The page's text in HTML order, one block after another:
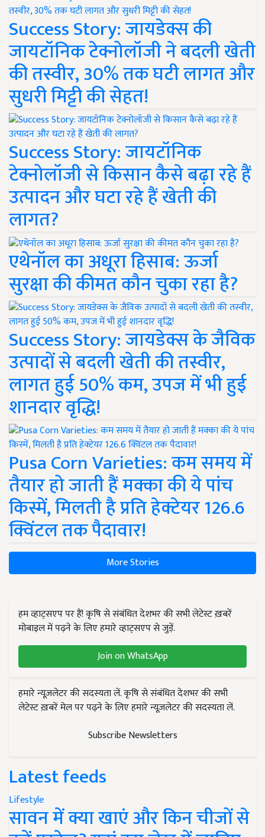
Success Story: जायडेक्स की
जायटॉनिक टेक्नोलॉजी ने बदली खेती
की तस्वीर, 30% तक घटी लागत और
सुधरी मिट्टी की सेहत!
Success Story: जायटॉनिक
टेक्नोलॉजी से किसान कैसे बढ़ा रहे हैं
उत्पादन और घटा रहे हैं खेती की
लागत?
एथेनॉल का अधूरा हिसाब: ऊर्जा
सुरक्षा की कीमत कौन चुका रहा है?
Success Story: जायडेक्स के जैविक
उत्पादों से बदली खेती की तस्वीर,
लागत हुई 50% कम, उपज में भी हुई
शानदार वृद्धि!
Pusa Corn Varieties: कम समय में
तैयार हो जाती हैं मक्का की ये पांच
किस्में, मिलती है प्रति हेक्टेयर 126.6
क्विंटल तक पैदावार!
More Stories
हम व्हाट्सएप पर हैं! कृषि से संबंधित देशभर की सभी लेटेस्ट ख़बरें
मोबाइल में पढ़ने के लिए हमारे व्हाट्सएप से जुड़ें.
Join on WhatsApp
हमारे न्यूज़लेटर की सदस्यता लें. कृषि से संबंधित देशभर की सभी
लेटेस्ट ख़बरें मेल पर पढ़ने के लिए हमारे न्यूज़लेटर की सदस्यता लें.
Subscribe Newsletters
Latest feeds
Lifestyle
सावन में क्या खाएं और किन चीजों से